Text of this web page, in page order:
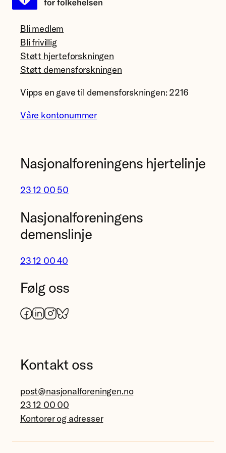
Bli medlem
Bli frivillig
Støtt hjerteforskningen
Støtt demensforskningen
Vipps en gave til demensforskningen: 2216
Våre kontonummer
Nasjonalforeningens hjertelinje
23 12 00 50
Nasjonalforeningens
demenslinje
23 12 00 40
Følg oss
Facebook
LinkedIn
Instagram
Bluesky
Kontakt oss
post@nasjonalforeningen.no
23 12 00 00
Kontorer og adresser